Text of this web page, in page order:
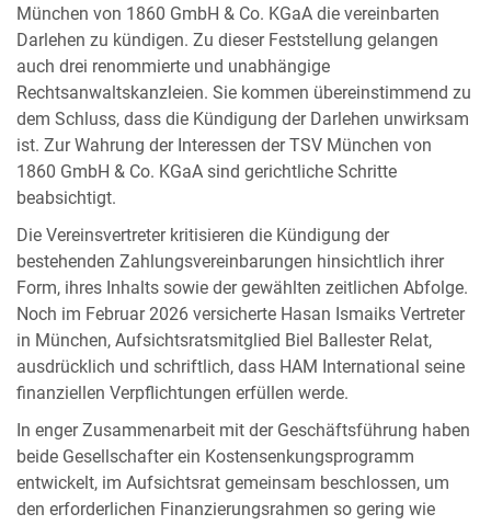
München von 1860 GmbH & Co. KGaA die vereinbarten
Darlehen zu kündigen. Zu dieser Feststellung gelangen
auch drei renommierte und unabhängige
Rechtsanwaltskanzleien. Sie kommen übereinstimmend zu
dem Schluss, dass die Kündigung der Darlehen unwirksam
ist. Zur Wahrung der Interessen der TSV München von
1860 GmbH & Co. KGaA sind gerichtliche Schritte
beabsichtigt.
Die Vereinsvertreter kritisieren die Kündigung der
bestehenden Zahlungsvereinbarungen hinsichtlich ihrer
Form, ihres Inhalts sowie der gewählten zeitlichen Abfolge.
Noch im Februar 2026 versicherte Hasan Ismaiks Vertreter
in München, Aufsichtsratsmitglied Biel Ballester Relat,
ausdrücklich und schriftlich, dass HAM International seine
finanziellen Verpflichtungen erfüllen werde.
In enger Zusammenarbeit mit der Geschäftsführung haben
beide Gesellschafter ein Kostensenkungsprogramm
entwickelt, im Aufsichtsrat gemeinsam beschlossen, um
den erforderlichen Finanzierungsrahmen so gering wie